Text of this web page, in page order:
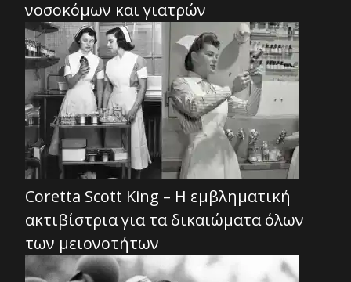
νοσοκόμων και γιατρών
Coretta Scott King – Η εμβληματική
ακτιβίστρια για τα δικαιώματα όλων
των μειονοτήτων